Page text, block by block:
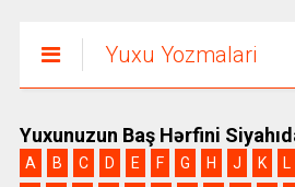
Yuxu Yozmalari
Yuxunuzun Baş Hərfini
A B C D E F G H J K L